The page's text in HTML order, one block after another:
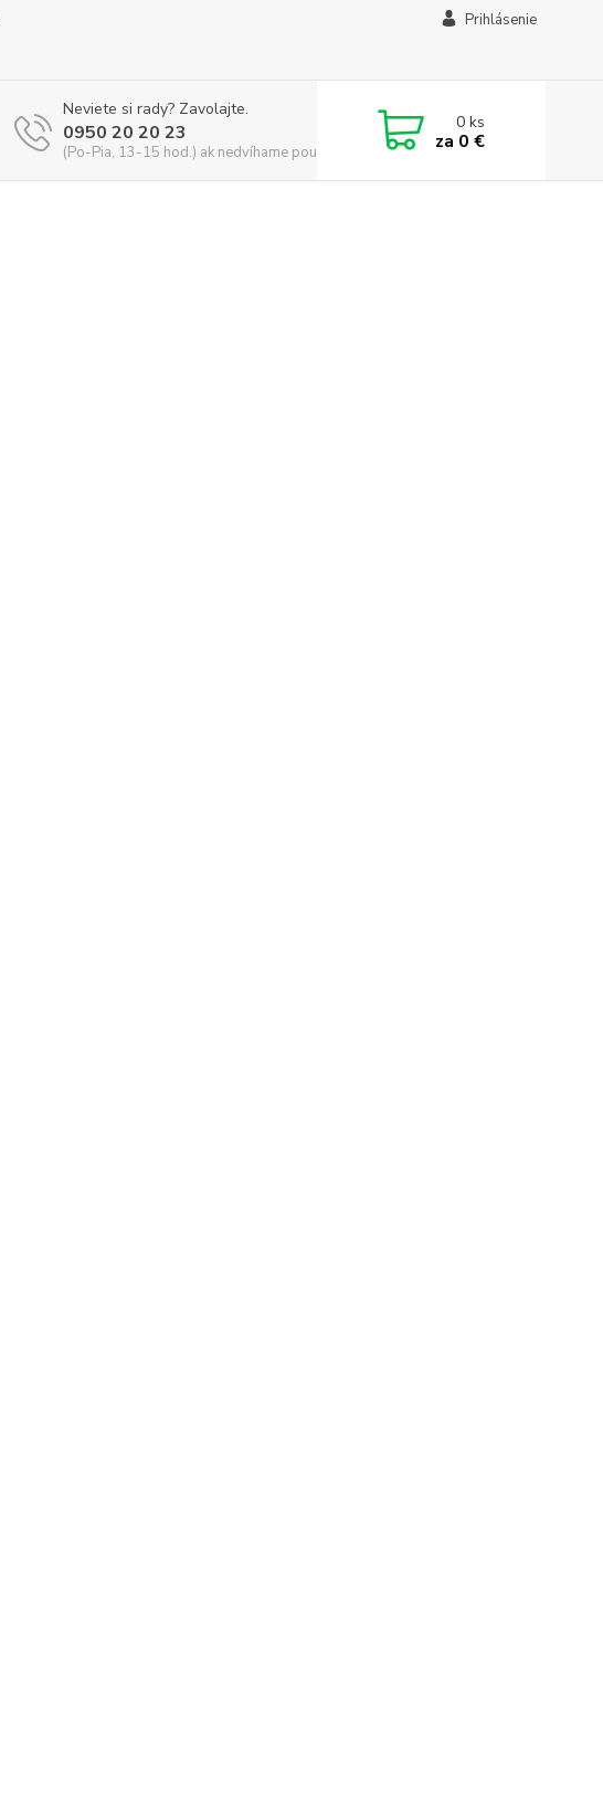
Prihlásenie
Neviete si rady? Zavolajte.
0950 20 20 23
(Po-Pia, 13-15 hod.) ak nedvíhame použite CHATBOX
0ks
za 0 €